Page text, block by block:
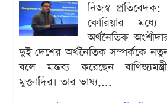
নিজস্ব
কোরিয়ার মধ্যে
অর্থনৈতিক
দুই দেশের অর্থনৈতিক সম্পর্ককে
বলে মন্তব্য করেছেন
মুক্তাদির। তার ভাষ্য,...